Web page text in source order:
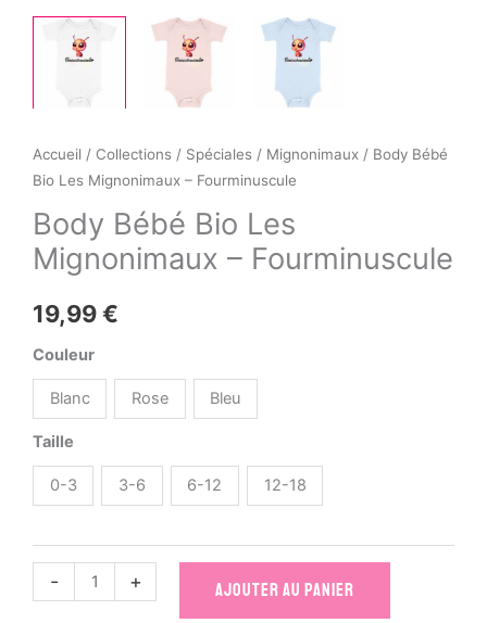
Accueil / Collections / Spéciales / Mignonimaux / Body Bébé
Bio Les Mignonimaux – Fourminuscule
Body Bébé Bio Les
Mignonimaux – Fourminuscule
19,99€
Couleur
Blanc Rose Bleu
Taille
0-3 3-6 6-12 12-18
-
de
+ AJOUTER AU PANIER